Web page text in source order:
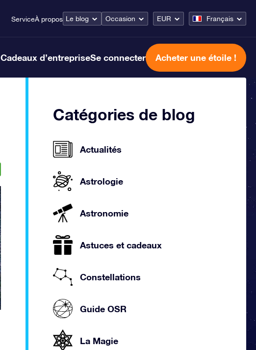
ServiceÀ propos Le blog Occasion EUR Français
Cadeaux d’entrepriseSe connecter Acheter une étoile !
Catégories de blog
Actualités
Astrologie
Astronomie
Astuces et cadeaux
Constellations
Guide OSR
La Magie